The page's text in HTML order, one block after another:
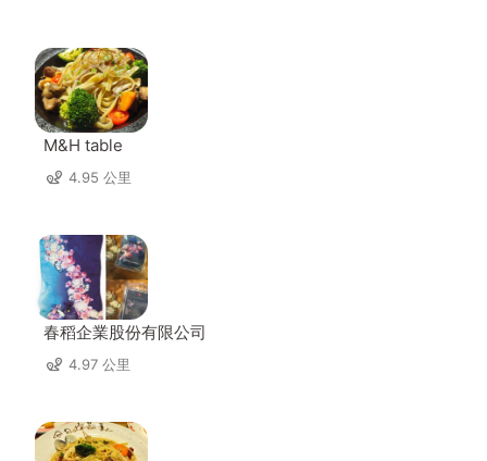
M&H table
4.95 公里
春稻企業股份有限公司
4.97 公里